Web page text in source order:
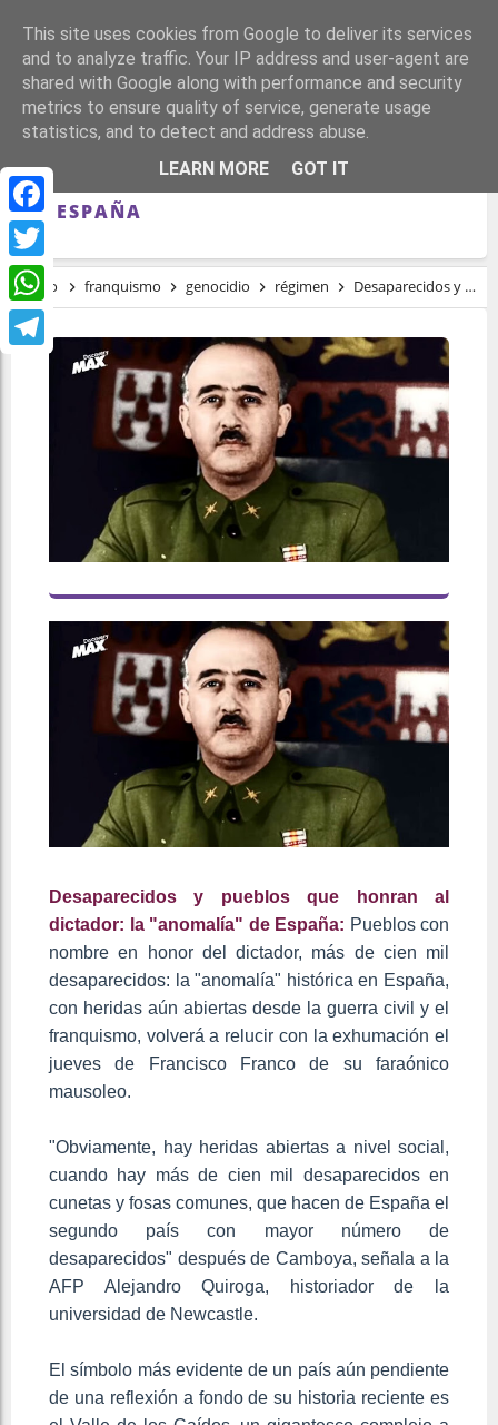
Facebook
Twitter
WhatsApp
Telegram
DESAPARECIDOS Y PUEBLOS QUE
HONRAN AL DICTADOR: LA "ANOMALÍA"
DE ESPAÑA
Inicio franquismo genocidio régimen Desaparecidos y pueblos que honran al dictador: la "anomalía" de España
Desaparecidos y pueblos que honran al
dictador: la "anomalía" de España: Pueblos con
nombre en honor del dictador, más de cien mil
desaparecidos: la "anomalía" histórica en España,
con heridas aún abiertas desde la guerra civil y el
franquismo, volverá a relucir con la exhumación el
jueves de Francisco Franco de su faraónico
mausoleo.
"Obviamente, hay heridas abiertas a nivel social,
cuando hay más de cien mil desaparecidos en
cunetas y fosas comunes, que hacen de España el
segundo país con mayor número de
desaparecidos" después de Camboya, señala a la
AFP Alejandro Quiroga, historiador de la
universidad de Newcastle.
El símbolo más evidente de un país aún pendiente
de una reflexión a fondo de su historia reciente es
This site uses cookies from Google to deliver its services
and to analyze traffic. Your IP address and user-agent are
shared with Google along with performance and security
metrics to ensure quality of service, generate usage
statistics, and to detect and address abuse.
LEARN MORE
GOT IT